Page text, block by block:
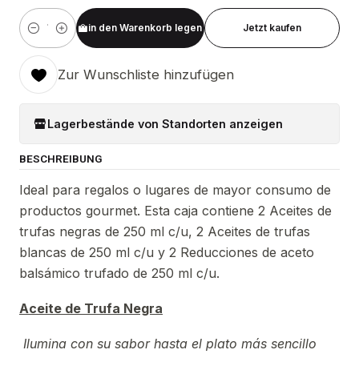
Menge
in den Warenkorb legen Jetzt kaufen
Zur Wunschliste hinzufügen
Lagerbestände von Standorten anzeigen
BESCHREIBUNG
Ideal para regalos o lugares de mayor consumo de
productos gourmet. Esta caja contiene 2 Aceites de
trufas negras de 250 ml c/u, 2 Aceites de trufas
blancas de 250 ml c/u y 2 Reducciones de aceto
balsámico trufado de 250 ml c/u.
Aceite de Trufa Negra
Ilumina con su sabor hasta el plato más sencillo